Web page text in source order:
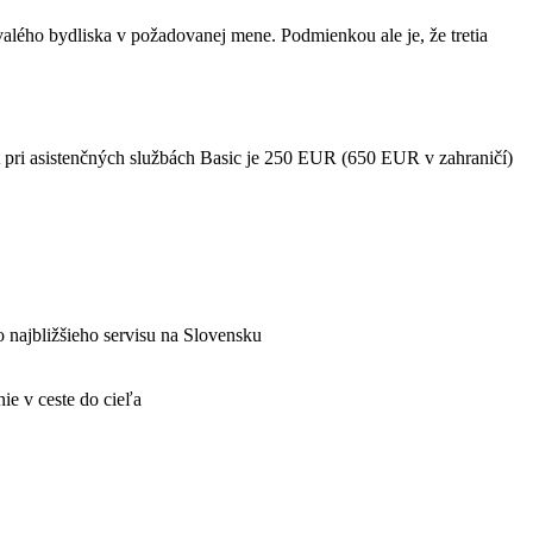
bydliska v požadovanej mene. Podmienkou ale je, že tretia
asistenčných službách Basic je 250 EUR (650 EUR v zahraničí)
servisu na Slovensku
v ceste do cieľa